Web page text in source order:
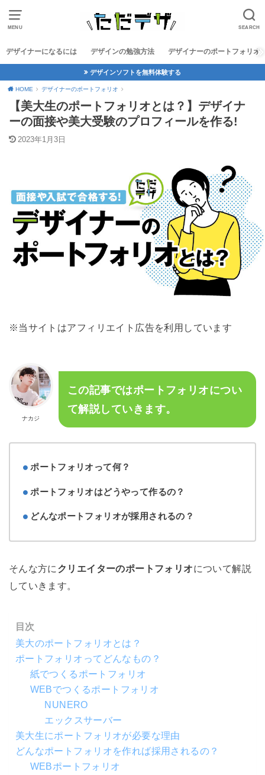
MENU SEARCH
デザイナーになるには デザインの勉強方法 デザイナーのポートフォリオ
デザインソフトを無料体験する
HOME デザイナーのポートフォリオ
【美大生のポートフォリオとは？】デザイナ
ーの面接や美大受験のプロフィールを作る!
2023年1月3日
※当サイトはアフィリエイト広告を利用しています
ナカジ
この記事ではポートフォリオについ
て解説していきます。
ポートフォリオって何？
ポートフォリオはどうやって作るの？
どんなポートフォリオが採用されるの？
そんな方に クリエイターのポートフォリオについて解説
していきます。
目次
美大のポートフォリオとは？
ポートフォリオってどんなもの？
紙でつくるポートフォリオ
WEBでつくるポートフォリオ
NUNERO
エックスサーバー
美大生にポートフォリオが必要な理由
どんなポートフォリオを作れば採用されるの？
WEBポートフォリオ